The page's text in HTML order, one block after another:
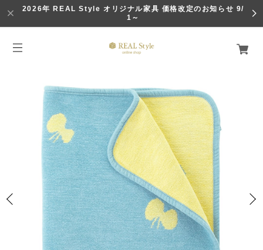
2026年 REAL Style オリジナル家具 価格改定のお知らせ 9/
1～